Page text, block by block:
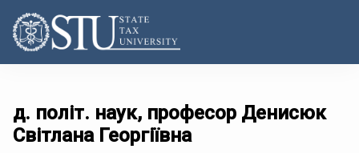
д. політ. наук, професор Денисюк
Світлана Георгіївна